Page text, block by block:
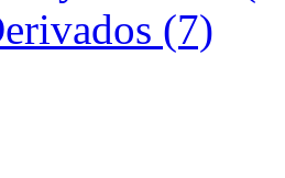
(7)